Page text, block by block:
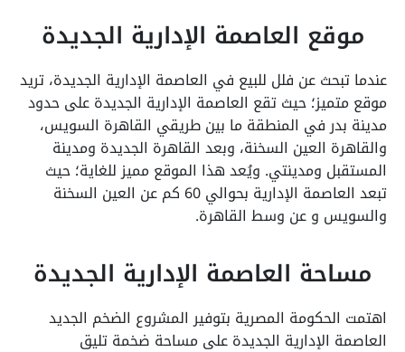
موقع العاصمة الإدارية الجديدة
عندما تبحث عن فلل للبيع في العاصمة الإدارية الجديدة، تريد
موقع متميز؛ حيث تقع العاصمة الإدارية الجديدة على حدود
مدينة بدر في المنطقة ما بين طريقي القاهرة السويس،
والقاهرة العين السخنة، وبعد القاهرة الجديدة ومدينة
المستقبل ومدينتي. ويُعد هذا الموقع مميز للغاية؛ حيث
تبعد العاصمة الإدارية بحوالي 60 كم عن العين السخنة
والسويس و عن وسط القاهرة.
مساحة العاصمة الإدارية الجديدة
اهتمت الحكومة المصرية بتوفير المشروع الضخم الجديد
العاصمة الإدارية الجديدة على مساحة ضخمة تليق